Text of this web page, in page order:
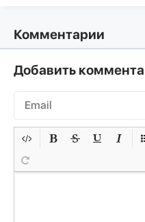
Комментарии
Добавить